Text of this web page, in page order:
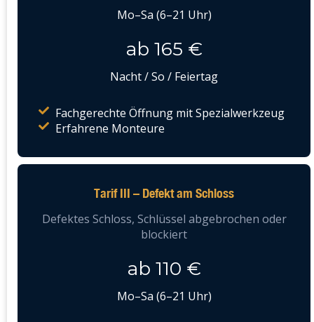
Mo–Sa (6–21 Uhr)
ab 165 €
Nacht / So / Feiertag
Fachgerechte Öffnung mit Spezialwerkzeug
Erfahrene Monteure
Tarif III – Defekt am Schloss
Defektes Schloss, Schlüssel abgebrochen oder
blockiert
ab 110 €
Mo–Sa (6–21 Uhr)